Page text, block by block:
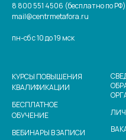
БЕСПЛАТНОЕ
ОБУЧЕНИЕ
КУРСЫ ПОВЫШЕНИЯ
КВАЛИФИКАЦИИ
8 800 551 4506 (бесплатно по РФ)
mail@centrmetafora.ru
пн-сб с 10 до 19 мск
ВЕБИНАРЫ В ЗАПИСИ